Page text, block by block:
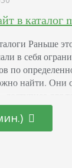
в каталог
Раньше
в себя
по
найти. Они
массу сайта.
получает
поисковиками и